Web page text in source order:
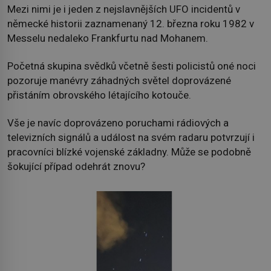
Mezi nimi je i jeden z nejslavnějších UFO incidentů v
německé historii zaznamenaný 12. března roku 1982 v
Messelu nedaleko Frankfurtu nad Mohanem.
Početná skupina svědků včetně šesti policistů oné noci
pozoruje manévry záhadných světel doprovázené
přistáním obrovského létajícího kotouče.
Vše je navíc doprovázeno poruchami rádiových a
televizních signálů a událost na svém radaru potvrzují i
pracovníci blízké vojenské základny. Může se podobně
šokující případ odehrát znovu?